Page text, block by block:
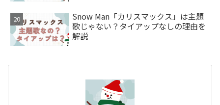
Snow Man「カリスマックス」は主題
歌じゃない？タイアップなしの理由を
解説